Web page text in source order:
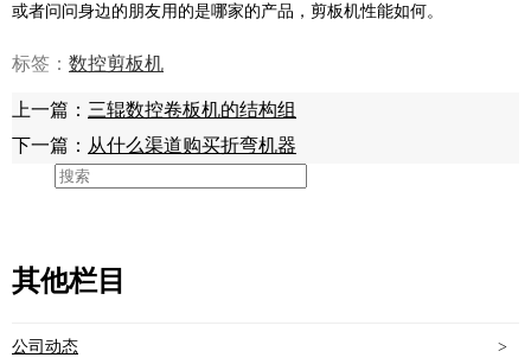
或者问问身边的朋友用的是哪家的产品，剪板机性能如何。
标签： 数控剪板机
上一篇： 三辊数控卷板机的结构组
下一篇： 从什么渠道购买折弯机器
其他栏目
公司动态 >